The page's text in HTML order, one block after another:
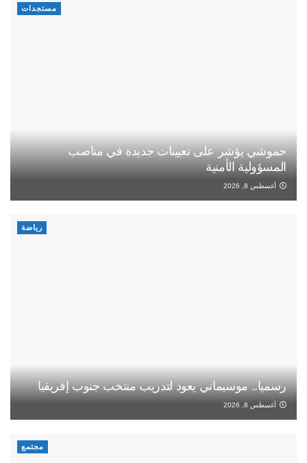
مستجدات
حموشي يؤشر على تعيينات جديدة في مناصب
المسؤولية الأمنية
أغسطس 8, 2026
رياضة
رسميا.. موسيماني يعود لتدريب منتخب جنوب إفريقيا
أغسطس 8, 2026
مجتمع